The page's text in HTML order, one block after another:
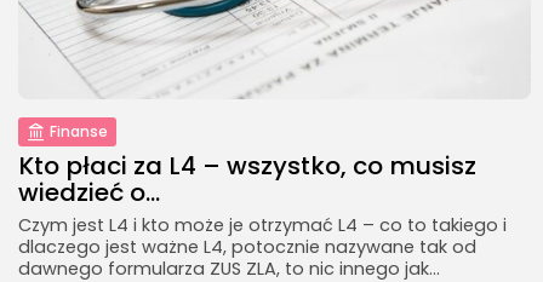
Finanse
Kto płaci za L4 – wszystko, co musisz
wiedzieć o...
Czym jest L4 i kto może je otrzymać L4 – co to takiego i
dlaczego jest ważne L4, potocznie nazywane tak od
dawnego formularza ZUS ZLA, to nic innego jak...